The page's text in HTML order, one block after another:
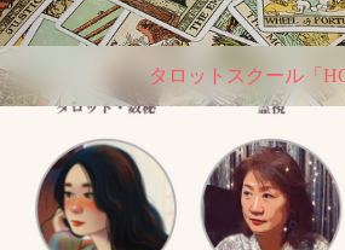
タロットスクール「